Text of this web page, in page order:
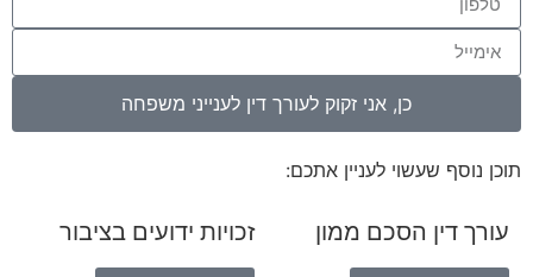
כן, אני זקוק לעורך דין לענייני משפחה
תוכן נוסף שעשוי לעניין אתכם:
עורך דין הסכם ממון זכויות ידועים בציבור